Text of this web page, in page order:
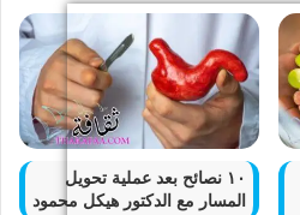
١٠ نصائح بعد عملية تحويل
المسار مع الدكتور هيكل محمود